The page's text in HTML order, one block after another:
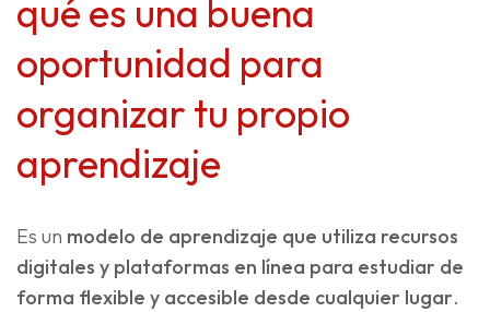
qué es una buena
oportunidad para
organizar tu propio
aprendizaje
Es un modelo de aprendizaje que utiliza recursos
digitales y plataformas en línea para estudiar de
forma flexible y accesible desde cualquier lugar.